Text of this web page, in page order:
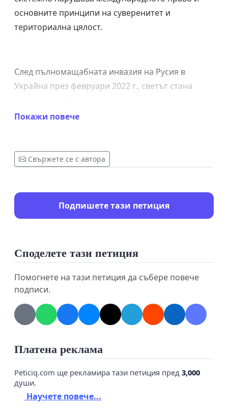
основните принципи на суверенитет и
териториална цялост.
След пълномащабната инвазия на Русия в
Украйна през февруари 2022 г., светът стана
престъпления и разрушения. Действията на
на международния ред, базиран на правила.
демократично пространство, което е изправено
пред тези предизвикателства.
Основания за нашата петиция:
Нарушаване на международното право: Руската
федерация многократно е нарушавала
ООН, като е извършвала военна агресия срещу
територии. Поддържането на дипломатически
отношения с такава държава компрометира
моралната позиция на България и я поставя в
Покажи повече
Свържете се с автора
Подпишете тази петиция
Споделете тази петиция
Помогнете на тази петиция да събере повече
подписи.
Платена реклама
Peticiq.com ще рекламира тази петиция пред 3,000
души.
Научете повече...